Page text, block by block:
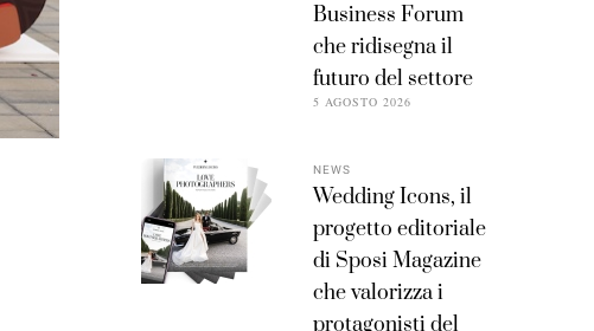
Business Forum
che ridisegna il
futuro del settore
5 AGOSTO 2026
NEWS
Wedding Icons, il
progetto editoriale
di Sposi Magazine
che valorizza i
protagonisti del